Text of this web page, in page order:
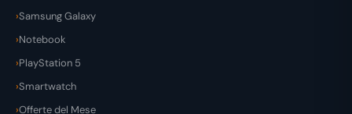
Samsung Galaxy
Notebook
PlayStation 5
Smartwatch
Offerte del Mese